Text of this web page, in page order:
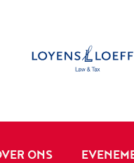
ONS